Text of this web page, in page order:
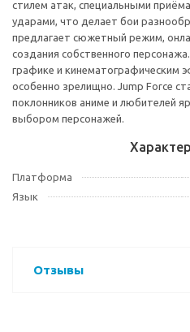
стилем атак, специальными
ударами, что делает бои
предлагает сюжетный режим,
создания собственного
графике и кинематографическим
особенно зрелищно. Jump Force
поклонников аниме и любителей
выбором персонажей.
Платформа
Язык
Отзывы